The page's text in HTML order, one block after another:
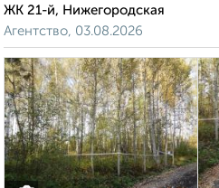
ЖК 21-й, Нижегородская
Агентство, 03.08.2026